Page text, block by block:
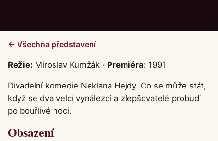
Kniha návštěv
← Všechna představení
Režie: Miroslav Kumžák · Premiéra: 1991
Divadelní komedie Neklana Hejdy. Co se může stát,
když se dva velcí vynálezci a zlepšovatelé probudí
po bouřlivé noci.
Obsazení